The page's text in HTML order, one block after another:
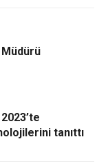
Müdürü
tanıttı